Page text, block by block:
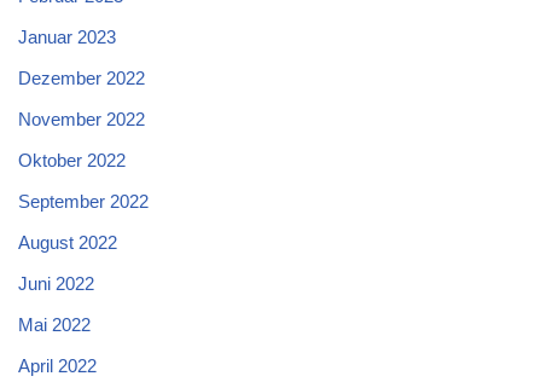
Januar 2023
Dezember 2022
November 2022
Oktober 2022
September 2022
August 2022
Juni 2022
Mai 2022
April 2022